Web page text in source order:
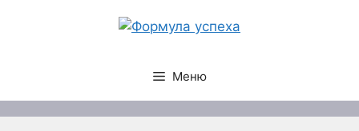
Меню